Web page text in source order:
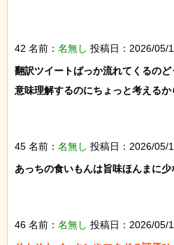
42 名前： 名無し 投稿日：2026/05/
翻訳ツイートばっか流れてくるの
意味理解するのにちょっと考える
45 名前： 名無し 投稿日：2026/05/
あっちの食いもんは旨味ほんまに少
46 名前： 名無し 投稿日：2026/05/